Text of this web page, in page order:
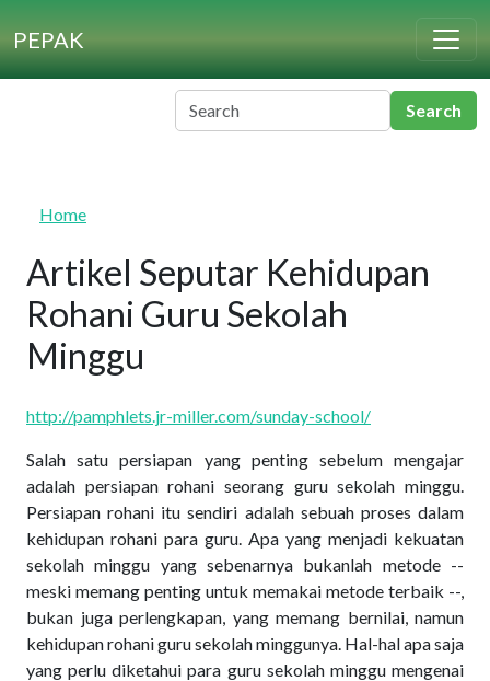
PEPAK
Home
Artikel Seputar Kehidupan
Rohani Guru Sekolah
Minggu
http://pamphlets.jr-miller.com/sunday-school/
Salah satu persiapan yang penting sebelum mengajar
adalah persiapan rohani seorang guru sekolah minggu.
Persiapan rohani itu sendiri adalah sebuah proses dalam
kehidupan rohani para guru. Apa yang menjadi kekuatan
sekolah minggu yang sebenarnya bukanlah metode --
meski memang penting untuk memakai metode terbaik --,
bukan juga perlengkapan, yang memang bernilai, namun
kehidupan rohani guru sekolah minggunya. Hal-hal apa saja
yang perlu diketahui para guru sekolah minggu mengenai